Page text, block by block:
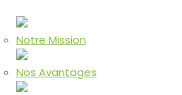
Notre Mission
Nos Avantages